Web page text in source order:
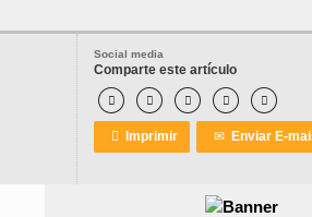
Social media
Comparte este artículo
    
 Imprimir ✉ Enviar E-mail